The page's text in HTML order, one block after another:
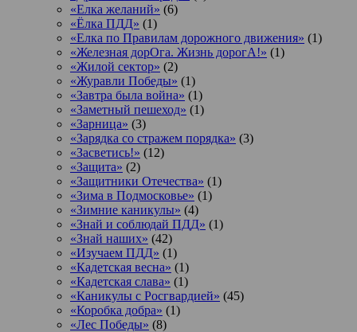
«Елка желаний» (6)
«Ёлка ПДД» (1)
«Елка по Правилам дорожного движения» (1)
«Железная дорОга. Жизнь дорогА!» (1)
«Жилой сектор» (2)
«Журавли Победы» (1)
«Завтра была война» (1)
«Заметный пешеход» (1)
«Зарница» (3)
«Зарядка со стражем порядка» (3)
«Засветись!» (12)
«Защита» (2)
«Защитники Отечества» (1)
«Зима в Подмосковье» (1)
«Зимние каникулы» (4)
«Знай и соблюдай ПДД» (1)
«Знай наших» (42)
«Изучаем ПДД» (1)
«Кадетская весна» (1)
«Кадетская слава» (1)
«Каникулы с Росгвардией» (45)
«Коробка добра» (1)
«Лес Победы» (8)